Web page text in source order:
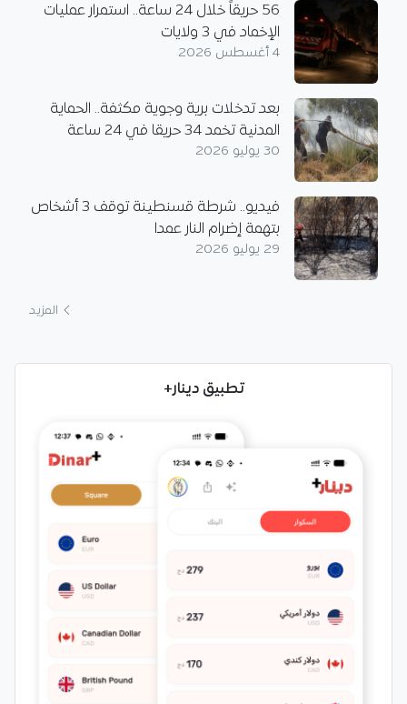
56 حريقاً خلال 24 ساعة.. استمرار عمليات
الإخماد في 3 ولايات
4 أغسطس 2026
بعد تدخلات برية وجوية مكثفة.. الحماية
المدنية تخمد 34 حريقا في 24 ساعة
30 يوليو 2026
فيديو.. شرطة قسنطينة توقف 3 أشخاص
بتهمة إضرام النار عمدا
29 يوليو 2026
المزيد
تطبيق دينار+